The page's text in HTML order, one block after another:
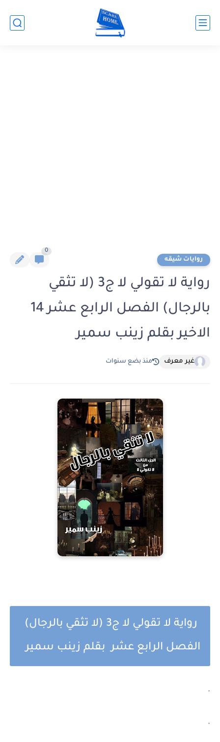
روايات شيقه
0
رواية لا تقولي لا ج3 (لا تثقي
بالرجال) الفصل الرابع عشر 14
الاخير بقلم زينب سمير
غير معرف منذ بضع سنوات
رواية لا تقولي لا ج3 (لا تثقي بالرجال)
الفصل الرابع عشر بقلم زينب سمير
.
.